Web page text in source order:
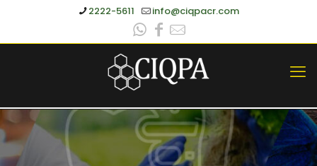
2222-5611 info@ciqpacr.com